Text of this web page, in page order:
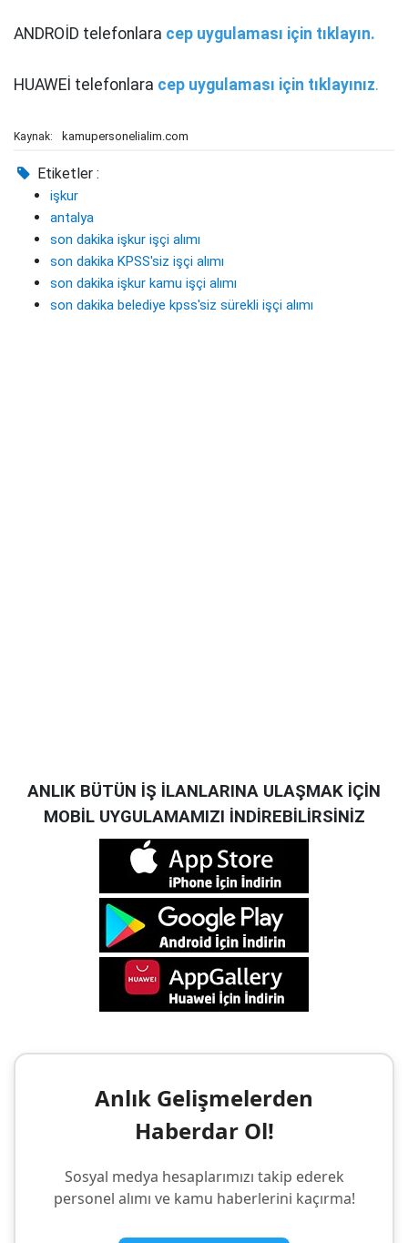
ANDROİD telefonlara cep uygulaması için tıklayın.
HUAWEİ telefonlara cep uygulaması için tıklayınız.
Kaynak: kamupersonelialim.com
Etiketler :
işkur
antalya
son dakika işkur işçi alımı
son dakika KPSS'siz işçi alımı
son dakika işkur kamu işçi alımı
son dakika belediye kpss'siz sürekli işçi alımı
ANLIK BÜTÜN İŞ İLANLARINA ULAŞMAK İÇİN
MOBİL UYGULAMAMIZI İNDİREBİLİRSİNİZ
Anlık Gelişmelerden
Haberdar Ol!
Sosyal medya hesaplarımızı takip ederek
personel alımı ve kamu haberlerini kaçırma!